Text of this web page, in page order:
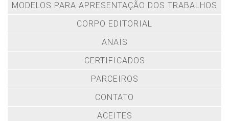
MODELOS PARA APRESENTAÇÃO DOS TRABALHOS
CORPO EDITORIAL
ANAIS
CERTIFICADOS
PARCEIROS
CONTATO
ACEITES